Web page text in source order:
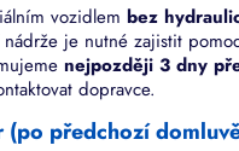
vozidlem bez
je nutné zajistit
nejpozději 3 dny
dopravce.
(po předchozí